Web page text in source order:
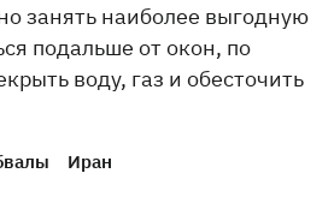
занять наиболее выгодную
подальше от окон, по
воду, газ и обесточить
Иран